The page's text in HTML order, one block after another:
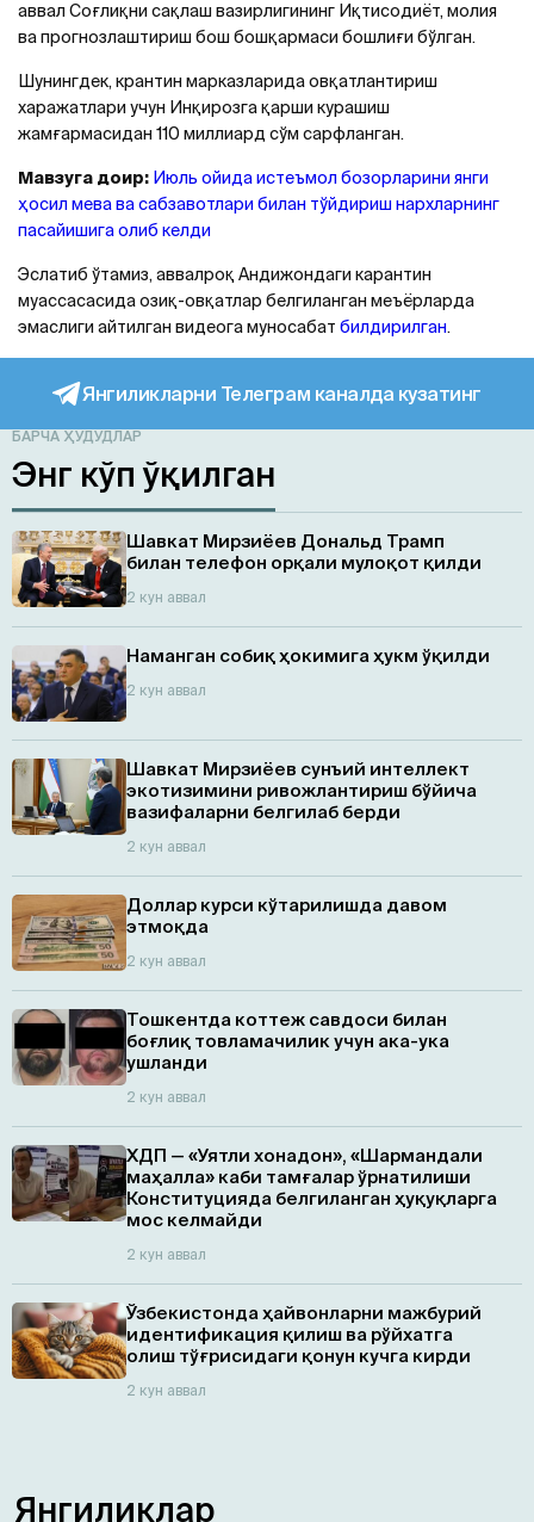
аввал Соғлиқни сақлаш вазирлигининг Иқтисодиёт, молия
ва прогнозлаштириш бош бошқармаси бошлиғи бўлган.
Шунингдек, крантин марказларида овқатлантириш
харажатлари учун Инқирозга қарши курашиш
жамғармасидан 110 миллиард сўм сарфланган.
Мавзуга доир: Июль ойида истеъмол бозорларини янги
ҳосил мева ва сабзавотлари билан тўйдириш нархларнинг
пасайишига олиб келди
Эслатиб ўтамиз, аввалроқ Aндижондаги карантин
муассасасида озиқ-овқатлар белгиланган меъёрларда
эмаслиги айтилган видеога муносабат билдирилган.
Янгиликларни Телеграм каналда кузатинг
БАРЧА ҲУДУДЛАР
Энг кўп ўқилган
Шавкат Мирзиёев Дональд Трамп
билан телефон орқали мулоқот қилди
2 кун аввал
Наманган собиқ ҳокимига ҳукм ўқилди
2 кун аввал
Шавкат Мирзиёев сунъий интеллект
экотизимини ривожлантириш бўйича
вазифаларни белгилаб берди
2 кун аввал
Доллар курси кўтарилишда давом
этмоқда
2 кун аввал
Тошкентда коттеж савдоси билан
боғлиқ товламачилик учун ака-ука
ушланди
2 кун аввал
ХДП — «Уятли хонадон», «Шармандали
маҳалла» каби тамғалар ўрнатилиши
Конституцияда белгиланган ҳуқуқларга
мос келмайди
2 кун аввал
Ўзбекистонда ҳайвонларни мажбурий
идентификация қилиш ва рўйхатга
олиш тўғрисидаги қонун кучга кирди
2 кун аввал
Янгиликлар